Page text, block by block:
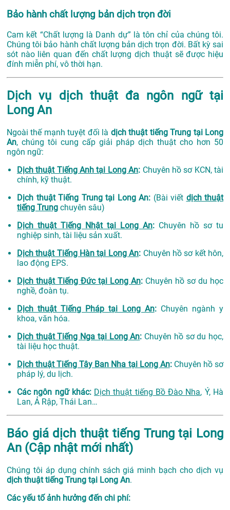
Bảo hành chất lượng bản dịch trọn đời
Cam kết “Chất lượng là Danh dự” là tôn chỉ của chúng tôi.
Chúng tôi bảo hành chất lượng bản dịch trọn đời. Bất kỳ sai
sót nào liên quan đến chất lượng dịch thuật sẽ được hiệu
đính miễn phí, vô thời hạn.
Dịch vụ dịch thuật đa ngôn ngữ tại
Long An
Ngoài thế mạnh tuyệt đối là dịch thuật tiếng Trung tại Long
An, chúng tôi cung cấp giải pháp dịch thuật cho hơn 50
ngôn ngữ:
Dịch thuật Tiếng Anh tại Long An: Chuyên hồ sơ KCN, tài
chính, kỹ thuật.
Dịch thuật Tiếng Trung tại Long An: (Bài viết dịch thuật
tiếng Trung chuyên sâu)
Dịch thuật Tiếng Nhật tại Long An: Chuyên hồ sơ tu
nghiệp sinh, tài liệu sản xuất.
Dịch thuật Tiếng Hàn tại Long An: Chuyên hồ sơ kết hôn,
lao động EPS.
Dịch thuật Tiếng Đức tại Long An: Chuyên hồ sơ du học
nghề, đoàn tụ.
Dịch thuật Tiếng Pháp tại Long An:Chuyên ngành y
khoa, văn hóa.
Dịch thuật Tiếng Nga tại Long An: Chuyên hồ sơ du học,
tài liệu học thuật.
Dịch thuật Tiếng Tây Ban Nha tại Long An:Chuyên hồ sơ
pháp lý, du lịch.
Các ngôn ngữ khác: Dịch thuật tiếng Bồ Đào Nha, Ý, Hà
Lan, Ả Rập, Thái Lan…
Báo giá dịch thuật tiếng Trung tại Long
An (Cập nhật mới nhất)
Chúng tôi áp dụng chính sách giá minh bạch cho dịch vụ
dịch thuật tiếng Trung tại Long An.
Các yếu tố ảnh hưởng đến chi phí: